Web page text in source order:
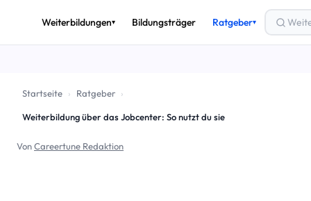
Weiterbildungen▾ Bildungsträger Ratgeber▾
💶
Startseite › Ratgeber ›
Weiterbildung über das Jobcenter: So nutzt du sie
VonCareertune Redaktion